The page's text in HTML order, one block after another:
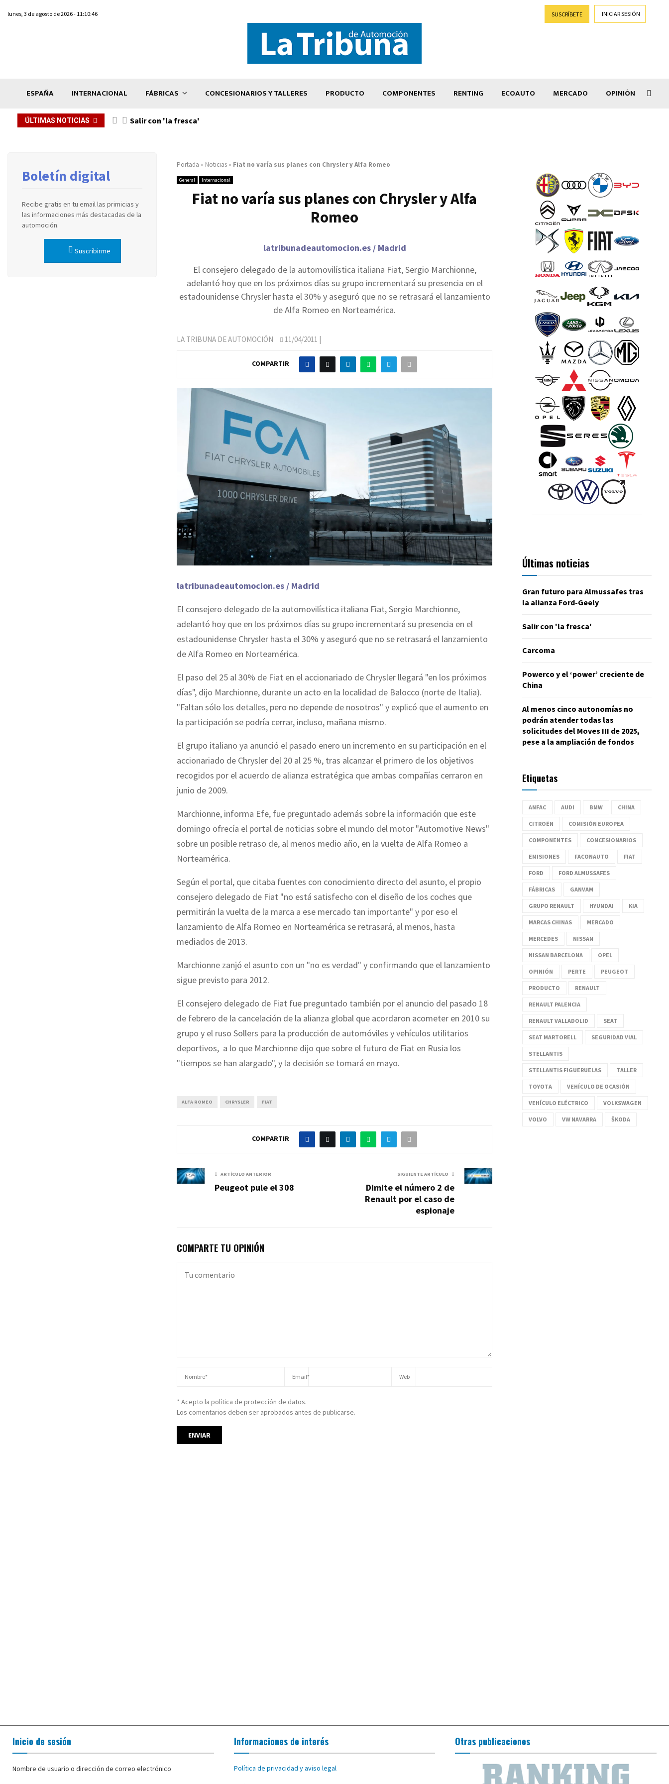
lunes, 3 de agosto de 2026 - 11:10:46 SUSCRÍBETE INICIAR SESIÓN
ESPAÑA INTERNACIONAL FÁBRICAS CONCESIONARIOS Y TALLERES PRODUCTO COMPONENTES RENTING ECOAUTO MERCADO OPINIÓN
ÚLTIMAS NOTICIAS Salir con 'la fresca'
Portada » Noticias » Fiat no varía sus planes con Chrysler y Alfa Romeo
General Internacional
Fiat no varía sus planes con Chrysler y Alfa
Romeo
latribunadeautomocion.es / Madrid
El consejero delegado de la automovilística italiana Fiat, Sergio Marchionne,
adelantó hoy que en los próximos días su grupo incrementará su presencia en el
estadounidense Chrysler hasta el 30% y aseguró que no se retrasará el lanzamiento
de Alfa Romeo en Norteamérica.
LA TRIBUNA DE AUTOMOCIÓN 11/04/2011 |
COMPARTIR
latribunadeautomocion.es / Madrid
El consejero delegado de la automovilística italiana Fiat, Sergio Marchionne,
adelantó hoy que en los próximos días su grupo incrementará su presencia en el
estadounidense Chrysler hasta el 30% y aseguró que no se retrasará el lanzamiento
de Alfa Romeo en Norteamérica.
El paso del 25 al 30% de Fiat en el accionariado de Chrysler llegará "en los próximos
días", dijo Marchionne, durante un acto en la localidad de Balocco (norte de Italia).
"Faltan sólo los detalles, pero no depende de nosotros" y explicó que el aumento en
la participación se podría cerrar, incluso, mañana mismo.
El grupo italiano ya anunció el pasado enero un incremento en su participación en el
accionariado de Chrysler del 20 al 25 %, tras alcanzar el primero de los objetivos
recogidos por el acuerdo de alianza estratégica que ambas compañías cerraron en
junio de 2009.
Marchionne, informa Efe, fue preguntado además sobre la información que este
domingo ofrecía el portal de noticias sobre el mundo del motor "Automotive News"
sobre un posible retraso de, al menos medio año, en la vuelta de Alfa Romeo a
Norteamérica.
Según el portal, que citaba fuentes con conocimiento directo del asunto, el propio
consejero delegado de Fiat "no está satisfecho con el diseño de los coches que
permitirán la vuelta de la marca a ese mercado tan importante" y por eso el
lanzamiento de Alfa Romeo en Norteamérica se retrasará, al menos, hasta
mediados de 2013.
Marchionne zanjó el asunto con un "no es verdad" y confirmando que el lanzamiento
sigue previsto para 2012.
El consejero delegado de Fiat fue preguntado también por el anuncio del pasado 18
de febrero de la cancelación de la alianza global que acordaron acometer en 2010 su
grupo y el ruso Sollers para la producción de automóviles y vehículos utilitarios
deportivos, a lo que Marchionne dijo que sobre el futuro de Fiat en Rusia los
"tiempos se han alargado", y la decisión se tomará en mayo.
ALFA ROMEO CHRYSLER FIAT
COMPARTIR
ARTÍCULO ANTERIOR
Peugeot pule el 308
SIGUIENTE ARTÍCULO
Dimite el número 2 de
Renault por el caso de
espionaje
COMPARTE TU OPINIÓN
* Acepto la política de protección de datos.
Los comentarios deben ser aprobados antes de publicarse.
Boletín digital
Recibe gratis en tu email las primicias y
las informaciones más destacadas de la
automoción.
Suscribirme
Últimas noticias
Gran futuro para Almussafes tras
la alianza Ford-Geely
Salir con 'la fresca'
Carcoma
Powerco y el ‘power’ creciente de
China
Al menos cinco autonomías no
podrán atender todas las
solicitudes del Moves III de 2025,
pese a la ampliación de fondos
Etiquetas
ANFAC AUDI BMW CHINA
CITROËN COMISIÓN EUROPEA
COMPONENTES CONCESIONARIOS
EMISIONES FACONAUTO FIAT
FORD FORD ALMUSSAFES
FÁBRICAS GANVAM
GRUPO RENAULT HYUNDAI KIA
MARCAS CHINAS MERCADO
MERCEDES NISSAN
NISSAN BARCELONA OPEL
OPINIÓN PERTE PEUGEOT
PRODUCTO RENAULT
RENAULT PALENCIA
RENAULT VALLADOLID SEAT
SEAT MARTORELL SEGURIDAD VIAL
STELLANTIS
STELLANTIS FIGUERUELAS TALLER
TOYOTA VEHÍCULO DE OCASIÓN
VEHÍCULO ELÉCTRICO VOLKSWAGEN
VOLVO VW NAVARRA ŠKODA
Inicio de sesión
Nombre de usuario o dirección de correo electrónico
Informaciones de interés
Política de privacidad y aviso legal
Otras publicaciones